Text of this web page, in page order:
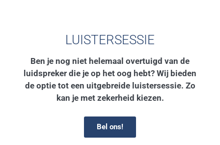
LUISTERSESSIE
Ben je nog niet helemaal overtuigd van de
luidspreker die je op het oog hebt? Wij bieden
de optie tot een uitgebreide luistersessie. Zo
kan je met zekerheid kiezen.
Bel ons!